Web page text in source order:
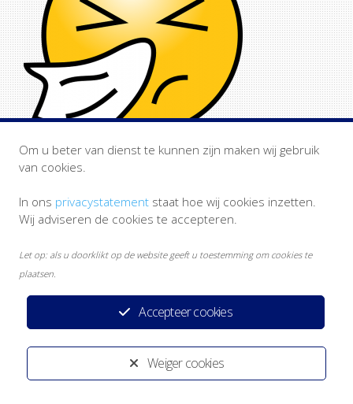
Disclaimer Heeft u een klacht?
Ontwikkeld door: Yardzorgsites.nl
Weiger cookies
Accepteer cookies
Om u beter van dienst te kunnen zijn maken wij gebruik
van cookies.
In ons privacystatement staat hoe wij cookies inzetten.
Wij adviseren de cookies te accepteren.
Let op: als u doorklikt op de website geeft u toestemming om cookies te
plaatsen.